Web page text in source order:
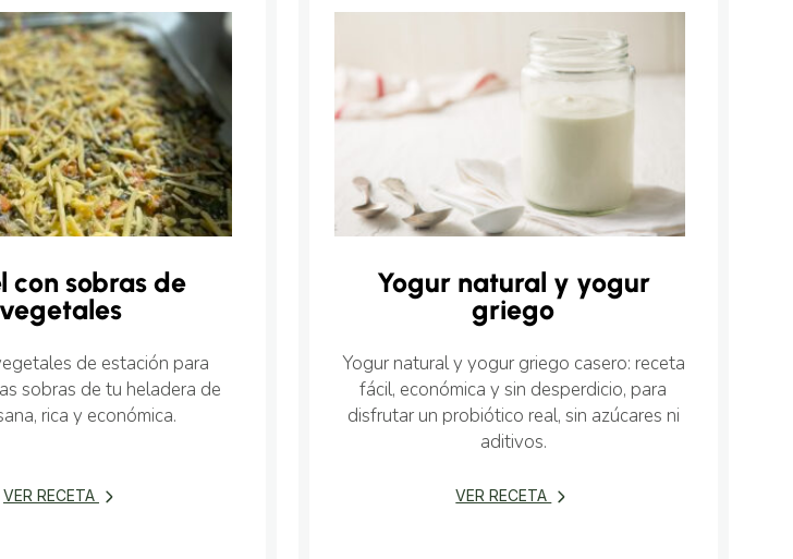
con sobras de
vegetales
de estación para
sobras de tu heladera de
rica y económica.
VER RECETA
Yogur natural y yogur
griego
Yogur natural y yogur griego casero: receta
fácil, económica y sin desperdicio, para
disfrutar un probiótico real, sin azúcares ni
aditivos.
VER RECETA